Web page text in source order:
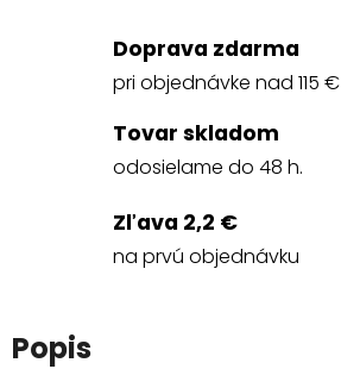
Doprava zdarma
pri objednávke nad 115 €
Tovar skladom
odosielame do 48 h.
Zľava 2,2 €
na prvú objednávku
Popis